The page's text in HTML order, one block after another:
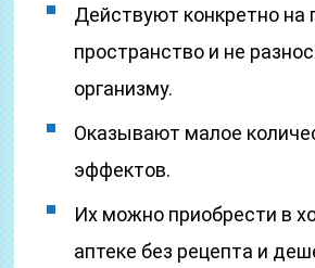
Действуют конкретно на
пространство и не
организму.
Оказывают малое
эффектов.
Их можно приобрести в
аптеке без рецепта и